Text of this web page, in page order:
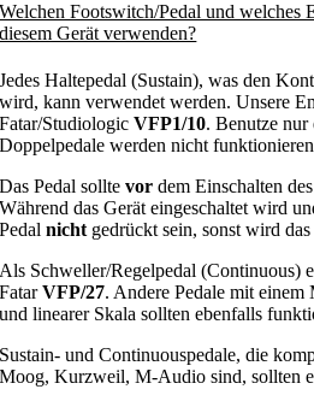
Welchen Footswitch/Pedal und welches
diesem Gerät verwenden?
Jedes Haltepedal (Sustain), was den
wird, kann verwendet werden. Unsere
Fatar/StudiologicVFP1/10. Benutze nur
Doppelpedale werden nicht
Das Pedal solltevor dem Einschalten
Während das Gerät eingeschaltet wird
Pedalnicht gedrückt sein, sonst wird
Als Schweller/Regelpedal (Continuous)
FatarVFP/27. Andere Pedale mit
und linearer Skala sollten ebenfalls
Sustain- und Continuouspedale, die
Moog, Kurzweil, M-Audio sind, sollten